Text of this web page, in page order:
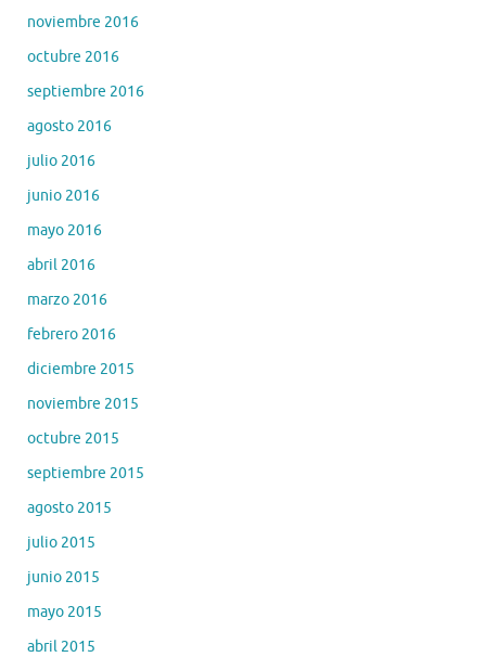
noviembre 2016
octubre 2016
septiembre 2016
agosto 2016
julio 2016
junio 2016
mayo 2016
abril 2016
marzo 2016
febrero 2016
diciembre 2015
noviembre 2015
octubre 2015
septiembre 2015
agosto 2015
julio 2015
junio 2015
mayo 2015
abril 2015